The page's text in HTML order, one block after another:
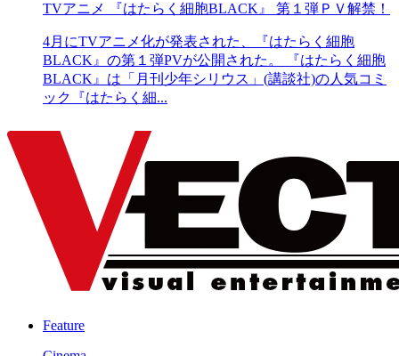
TVアニメ 『はたらく細胞BLACK』 第１弾ＰＶ解禁！
4月にTVアニメ化が発表された、『はたらく細胞
BLACK』の第１弾PVが公開された。 『はたらく細胞
BLACK』は「月刊少年シリウス」(講談社)の人気コミ
ック『はたらく細...
Feature